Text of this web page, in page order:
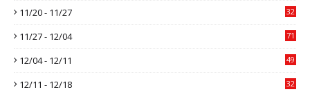
11/20 - 11/27 32
11/27 - 12/04 71
12/04 - 12/11 49
12/11 - 12/18 32